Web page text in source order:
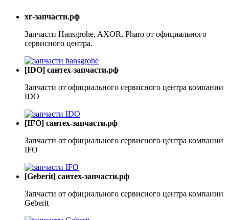
хг-запчасти.рф
Запчасти Hansgrohe, AXOR, Pharo от официального
сервисного центра.
[IDO] сантех-запчасти.рф
Запчасти от официального сервисного центра компании
IDO
[IFO] сантех-запчасти.рф
Запчасти от официального сервисного центра компании
IFO
[Geberit] сантех-запчасти.рф
Запчасти от официального сервисного центра компании
Geberit